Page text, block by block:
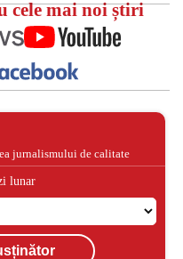
cele mai noi știri
jurnalismului de calitate
lunar